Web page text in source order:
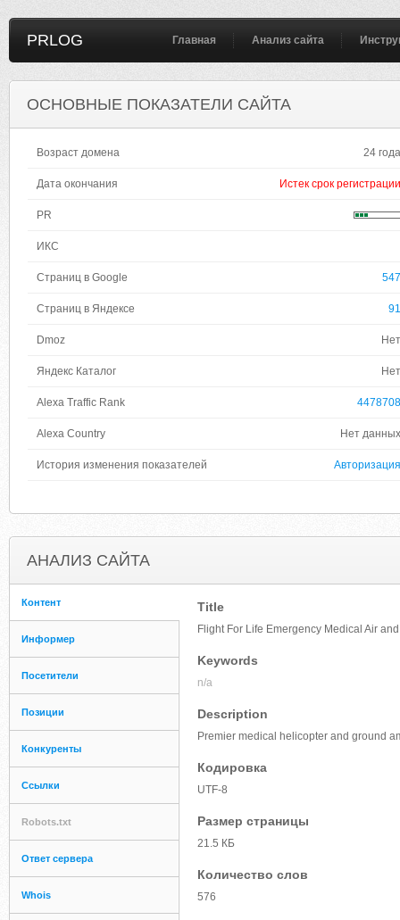
PRLOG Главная Анализ сайта
ОСНОВНЫЕ ПОКАЗАТЕЛИ САЙТА
Возраст домена 24 года
Дата окончания Истек срок регистрации
PR
ИКС
Страниц в Google 547
Страниц в Яндексе 91
Dmoz Нет
Яндекс Каталог Нет
Alexa Traffic Rank 4478708
Alexa Country Нет данных
История изменения показателей Авторизация
АНАЛИЗ САЙТА
Контент
Информер
Посетители
Позиции
Конкуренты
Ссылки
Robots.txt
Ответ сервера
Whois
Title
Flight For Life Emergency Medical Air
Keywords
n/a
Description
Premier medical helicopter and ground
Кодировка
UTF-8
Размер страницы
21.5 КБ
Количество слов
576